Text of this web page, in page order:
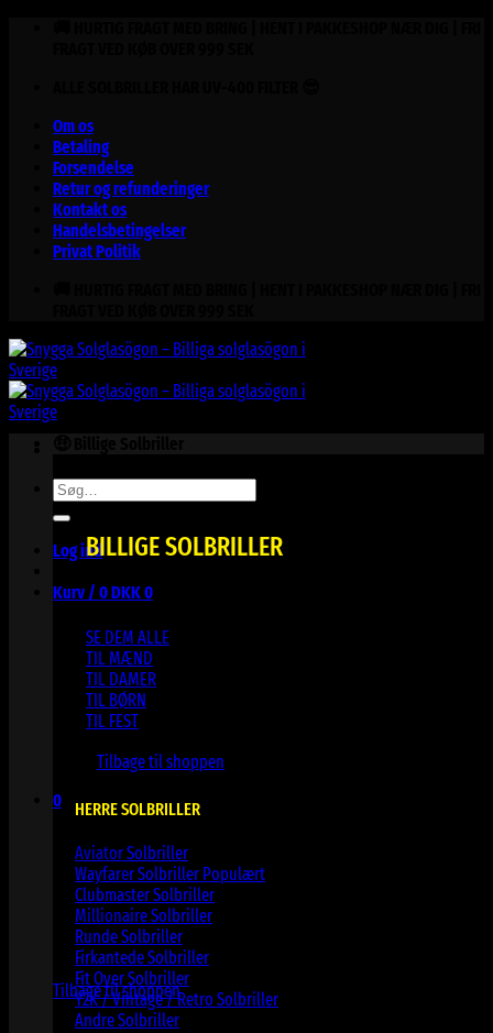
Om os
Betaling
Forsendelse
Retur og refunderinger
Kontakt os
Handelsbetingelser
Privat Politik
Søg
efter:
Log ind
Kurv / 0DKK0
Ingen varer i kurven.
Tilbage til shoppen
0
Kurv
Ingen varer i kurven.
Tilbage til shoppen
BILLIGE SOLBRILLER
SE DEM ALLE
TIL MÆND
TIL DAMER
TIL BØRN
TIL FEST
HERRE SOLBRILLER
Aviator Solbriller
Wayfarer Solbriller
Clubmaster Solbriller
Millionaire Solbriller
Runde Solbriller
Firkantede Solbriller
Fit Over Solbriller
Y2K / Vintage / Retro Solbriller
Andre Solbriller